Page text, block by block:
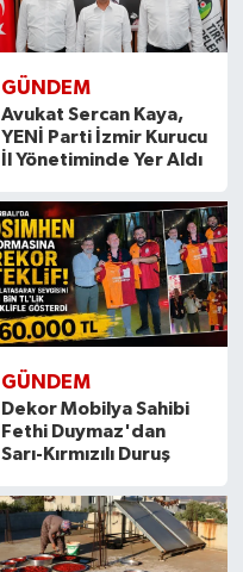
GÜNDEM
Avukat Sercan Kaya,
YENİ Parti İzmir Kurucu
İl Yönetiminde Yer Aldı
GÜNDEM
Dekor Mobilya Sahibi
Fethi Duymaz'dan
Sarı-Kırmızılı Duruş